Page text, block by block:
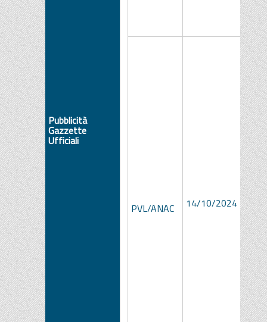
Pubblicità
Gazzette
Ufficiali
PVL/ANAC 14/10/2024
a3bc-